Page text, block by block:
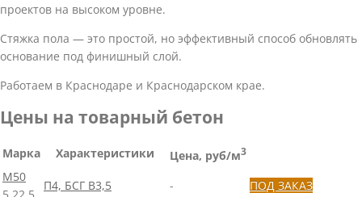
проектов на высоком уровне.
Стяжка пола — это простой, но эффективный способ обновлять
основание под финишный слой.
Работаем в Краснодаре и Краснодарском крае.
Цены на товарный бетон
Марка Характеристики Цена, руб/м3
М50
5 22 5
П4, БСГ В3,5 - ПОД ЗАКАЗ